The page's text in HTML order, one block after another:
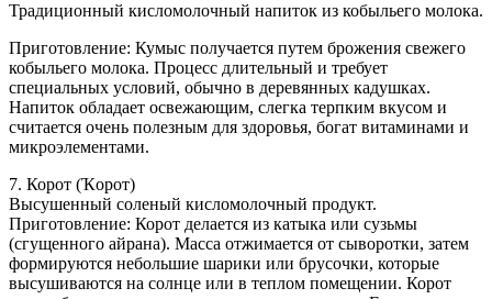
Традиционный кисломолочный напиток из кобыльего молока.
Приготовление: Кумыс получается путем брожения свежего
кобыльего молока. Процесс длительный и требует
специальных условий, обычно в деревянных кадушках.
Напиток обладает освежающим, слегка терпким вкусом и
считается очень полезным для здоровья, богат витаминами и
микроэлементами.
7. Корот (Ҡорот)
Высушенный соленый кисломолочный продукт.
Приготовление: Корот делается из катыка или сузьмы
(сгущенного айрана). Масса отжимается от сыворотки, затем
формируются небольшие шарики или брусочки, которые
высушиваются на солнце или в теплом помещении. Корот